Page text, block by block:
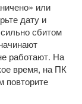
или
дату и
сбитом
работают. На
время, на ПК
повторите